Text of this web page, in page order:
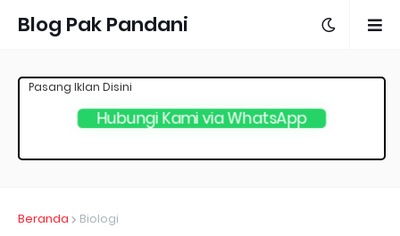
Blog Pak Pandani
Hubungi Kami via WhatsApp
Pasang Iklan Disini
Beranda Biologi